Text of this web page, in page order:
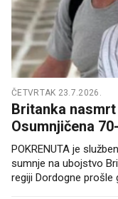
ČETVRTAK 23.7.2026.
Britanka
Osumnjičena
POKRENUTA je
sumnje na ubojstvo
regiji Dordogne prošle